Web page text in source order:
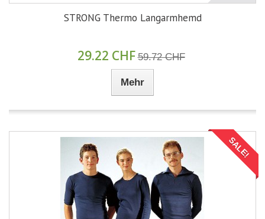
STRONG Thermo Langarmhemd
29.22 CHF 59.72 CHF
Mehr
SALE!